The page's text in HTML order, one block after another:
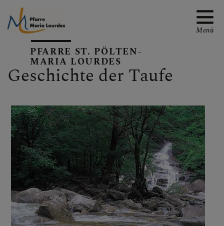
TERMINE
GALERIE
PFARRE ST. PÖLTEN-
MARIA LOURDES
Menü
Geschichte der Taufe